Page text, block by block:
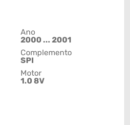
Ano
2000 ... 2001
Complemento
SPI
Motor
1.0 8V